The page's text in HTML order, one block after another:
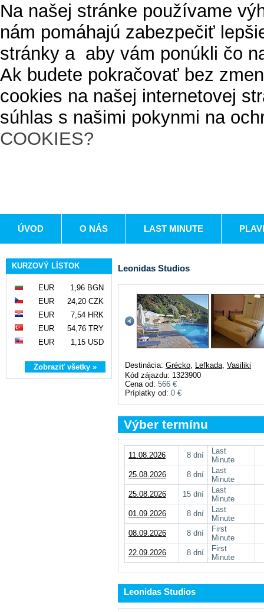
Na našej stránke používame
nám pomáhajú zabezpečiť
stránky a aby vám ponúkli čo
Ak budete pokračovať bez
cookies na našej internetovej
súhlas s našimi pokynmi na
COOKIES?
ÚVOD O NÁS LAST MINUTE
KURZOVÝ LÍSTOK
EUR
1,96 BGN
EUR
24,20 CZK
EUR
7,54 HRK
EUR
54,76 TRY
EUR
1,15 USD
Zobraziť všetky »
Leonidas Studios
Destinácia: Grécko, Lefkada, Vasiliki
Kód zájazdu: 1323900
Cena od: 566 €
Príplatky od: 0 €
Výber termínu
11.08.2026 8 dní
Last
Minute
25.08.2026
8 dní
Last
Minute
25.08.2026
15 dní
Last
Minute
01.09.2026
8 dní
Last
Minute
08.09.2026
8 dní
First
Minute
22.09.2026
8 dní
First
Minute
Leonidas Studios